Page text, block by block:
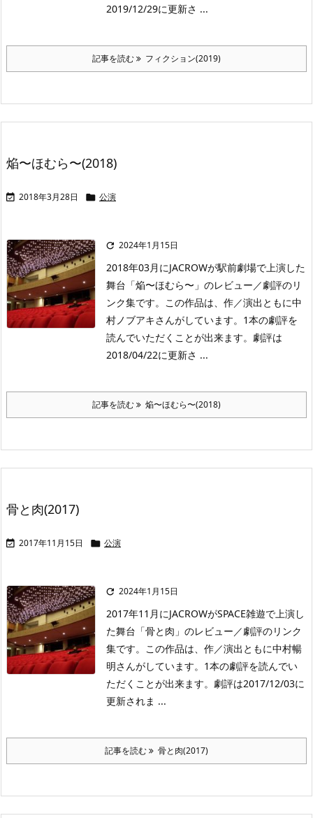
2019/12/29に更新さ ...
記事を読む フィクション(2019)
焔〜ほむら〜(2018)
 2018年3月28日  公演
 2024年1月15日
2018年03月にJACROWが駅前劇場で上演した
舞台「焔〜ほむら〜」のレビュー／劇評のリ
ンク集です。この作品は、作／演出ともに中
村ノブアキさんがしています。1本の劇評を
読んでいただくことが出来ます。劇評は
2018/04/22に更新さ ...
記事を読む 焔〜ほむら〜(2018)
骨と肉(2017)
 2017年11月15日  公演
 2024年1月15日
2017年11月にJACROWがSPACE雑遊で上演し
た舞台「骨と肉」のレビュー／劇評のリンク
集です。この作品は、作／演出ともに中村暢
明さんがしています。1本の劇評を読んでい
ただくことが出来ます。劇評は2017/12/03に
更新されま ...
記事を読む 骨と肉(2017)